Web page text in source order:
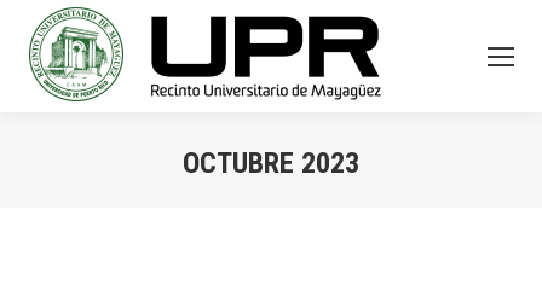
OCTUBRE 2023